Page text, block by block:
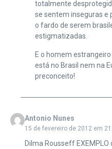
totalmente
se sentem inseguras e
o fardo de serem
estigmatizadas.
E o homem
está no Brasil nem na
preconceito!
Antonio Nunes
15 de fevereiro de 2012 em
Dilma Rousseff